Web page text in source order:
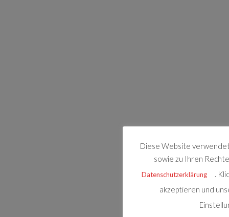
Diese Website
sowie zu Ihren
Datenschutzerklärung
.
akzeptieren und